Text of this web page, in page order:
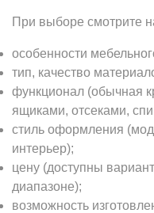
При выборе смотрите
особенности
тип, качество
функционал (обычная
ящиками, отсеками,
стиль оформления
интерьер);
цену (доступны
диапазоне);
возможность